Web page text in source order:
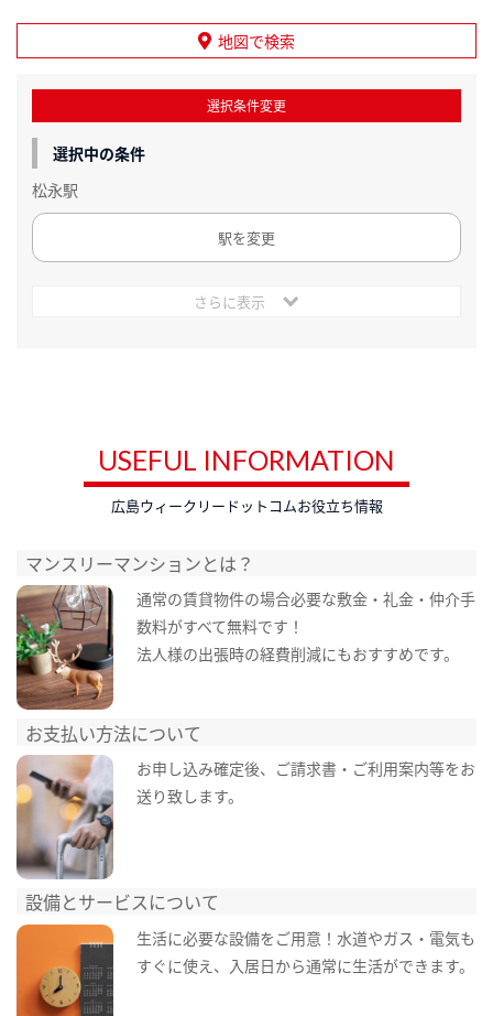
地図で検索
選択条件変更
選択中の条件
松永駅
駅を変更
さらに表示
USEFUL INFORMATION
広島ウィークリードットコムお役立ち情報
マンスリーマンションとは？
通常の賃貸物件の場合必要な敷金・礼金・仲介手
数料がすべて無料です！
法人様の出張時の経費削減にもおすすめです。
お支払い方法について
お申し込み確定後、ご請求書・ご利用案内等をお
送り致します。
設備とサービスについて
生活に必要な設備をご用意！水道やガス・電気も
すぐに使え、入居日から通常に生活ができます。